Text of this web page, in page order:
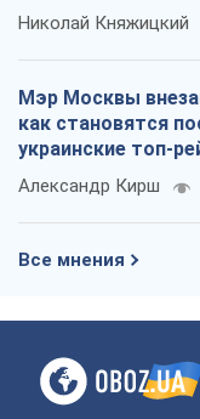
Николай Княжицкий
Мэр Москвы
как становятся
украинские топ-
Александр Кирш
Все мнения